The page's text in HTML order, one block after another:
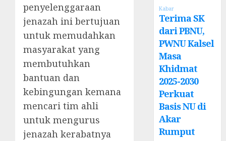
penyelenggaraan
jenazah ini bertujuan
untuk memudahkan
masyarakat yang
membutuhkan
bantuan dan
kebingungan kemana
mencari tim ahli
untuk mengurus
jenazah kerabatnya
Kabar
Terima SK
dari PBNU,
PWNU Kalsel
Masa
Khidmat
2025-2030
Perkuat
Basis NU di
Akar
Rumput